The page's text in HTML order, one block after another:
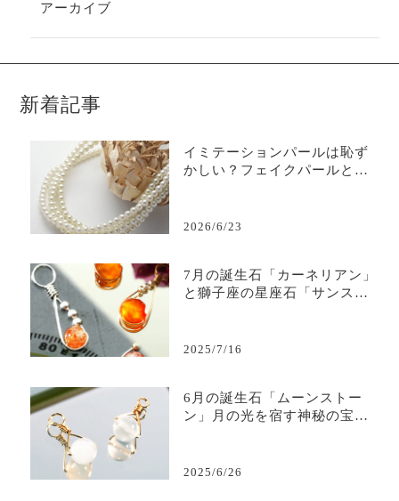
アーカイブ
新着記事
イミテーションパールは恥ず
かしい？フェイクパールと本
2026/6/23
7月の誕生石「カーネリアン」
と獅子座の星座石「サンスト
2025/7/16
6月の誕生石「ムーンストー
ン」月の光を宿す神秘の宝石
2025/6/26